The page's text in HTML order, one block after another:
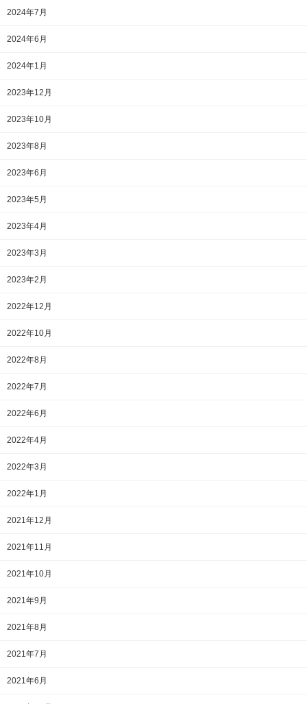
2024年7月
2024年6月
2024年1月
2023年12月
2023年10月
2023年8月
2023年6月
2023年5月
2023年4月
2023年3月
2023年2月
2022年12月
2022年10月
2022年8月
2022年7月
2022年6月
2022年4月
2022年3月
2022年1月
2021年12月
2021年11月
2021年10月
2021年9月
2021年8月
2021年7月
2021年6月